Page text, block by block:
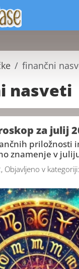
finančni
nasveti
za julij
priložnosti
znamenje v
v kategoriji: